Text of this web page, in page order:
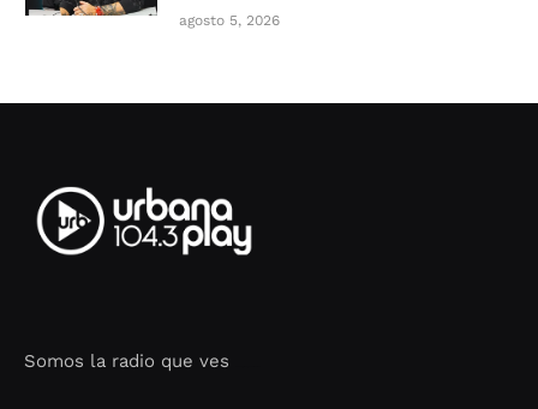
agosto 5, 2026
Somos la radio que ves